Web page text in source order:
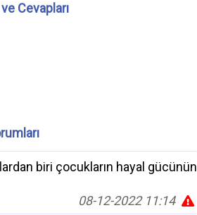
Cevapları
biri çocukların hayal gücünün
08-12-2022 11:14